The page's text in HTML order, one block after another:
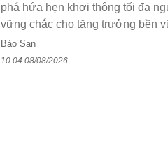
phá hứa hẹn khơi thông tối đa
vững chắc cho tăng trưởng bền
Bảo San
10:04 08/08/2026